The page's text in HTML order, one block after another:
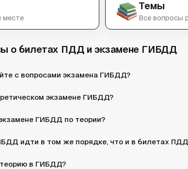
месте
Темы
Все вопросы
о билетах ПДД и экзамене ГИБДД
с вопросами экзамена ГИБДД?
экзамене ГИБДД?
ГИБДД по теории?
идти в том же порядке, что и в билетах ПДД
в ГИБДД?